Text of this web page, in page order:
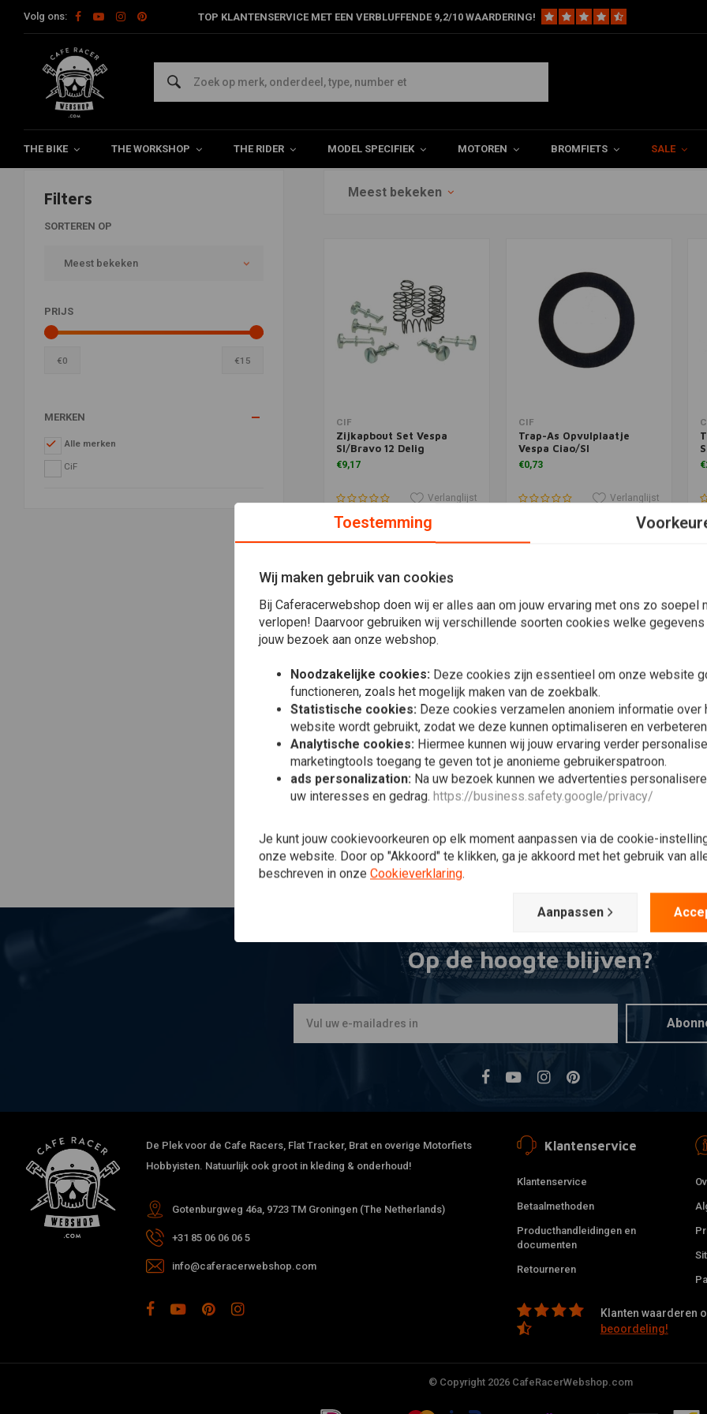
Volg ons: TOP KLANTENSERVICE MET EEN VERBLUFFENDE 9,2/10 WAARDERING!
THE BIKE THE WORKSHOP THE RIDER MODEL SPECIFIEK MOTOREN BROMFIETS SALE
CiF
Home Merken CiF
Filters
SORTEREN OP
Meest bekeken
PRIJS
€0 €15
MERKEN
Alle merken
CiF
Meest bekeken
Toevoegen aan winkelwagen
CIF
Zijkapbout Set Vespa
SI/Bravo 12 Delig
€9,17
Verlanglijst
Toevoegen aan winkelwagen
CIF
Trap-As Opvulplaatje
Vespa Ciao/SI
€0,73
Verlanglijst
Meer informatie
CIF
Ontstekings-rubber 40mm
Vespa Ciao
€2,30
Verlanglijst
Toevoegen aan winkelwagen
CIF
Ontstekingsdoorvoer-
Rubber Peugeot
101/102/103
€4,36
Verlanglijst
Meest bekeken
Op de hoogte blijven?
De Plek voor de Cafe Racers, Flat Tracker, Brat en overige Motorfiets
Hobbyisten. Natuurlijk ook groot in kleding & onderhoud!
Gotenburgweg 46a, 9723 TM Groningen (The Netherlands)
+31 85 06 06 06 5
info@caferacerwebshop.com
Klantenservice
Klantenservice
Betaalmethoden
Producthandleidingen en
documenten
Retourneren
Klanten waarderen
beoordeling!
© Copyright 2026 CafeRacerWebshop.com
Toestemming
Wij maken gebruik van cookies
Bij Caferacerwebshop doen wij er alles aan om jouw ervaring met ons zo soepel
verlopen! Daarvoor gebruiken wij verschillende soorten cookies welke
jouw bezoek aan onze webshop.
Noodzakelijke cookies: Deze cookies zijn essentieel om onze website
functioneren, zoals het mogelijk maken van de zoekbalk.
Statistische cookies: Deze cookies verzamelen anoniem informatie over
website wordt gebruikt, zodat we deze kunnen optimaliseren en
Analytische cookies: Hiermee kunnen wij jouw ervaring verder
marketingtools toegang te geven tot je anonieme gebruikerspatroon.
ads personalization: Na uw bezoek kunnen we advertenties
uw interesses en gedrag. https://business.safety.google/privacy/
Je kunt jouw cookievoorkeuren op elk moment aanpassen via de cookie-
onze website. Door op "Akkoord" te klikken, ga je akkoord met het gebruik van
beschreven in onze Cookieverklaring.
Aanpassen